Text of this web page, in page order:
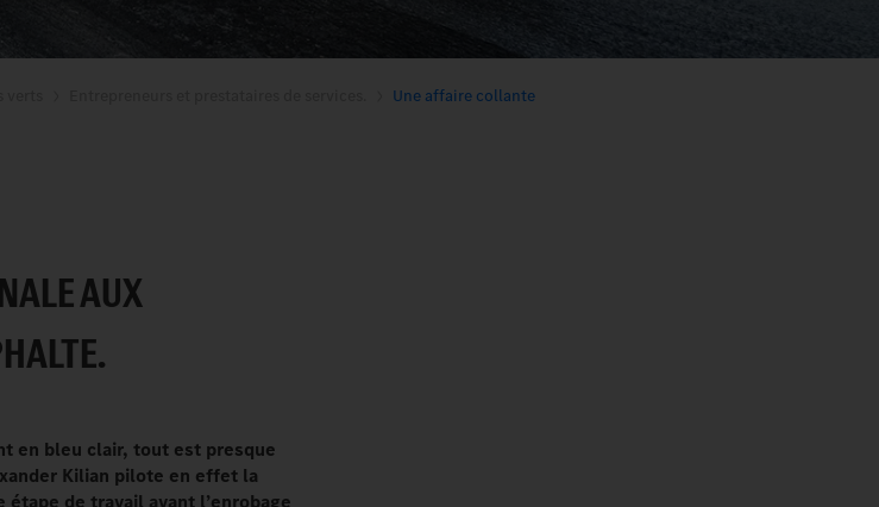
Une affaire collante
AUX
en bleu clair, tout est presque
Kilian pilote en effet la
de travail avant l’enrobage